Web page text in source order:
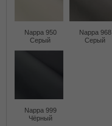
Nappa 950
Серый
Nappa 968
Серый
Nappa 999
Чёрный